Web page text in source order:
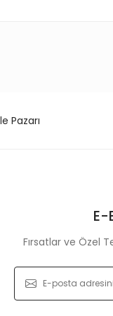
Pazarı
Fırsatlar ve Özel